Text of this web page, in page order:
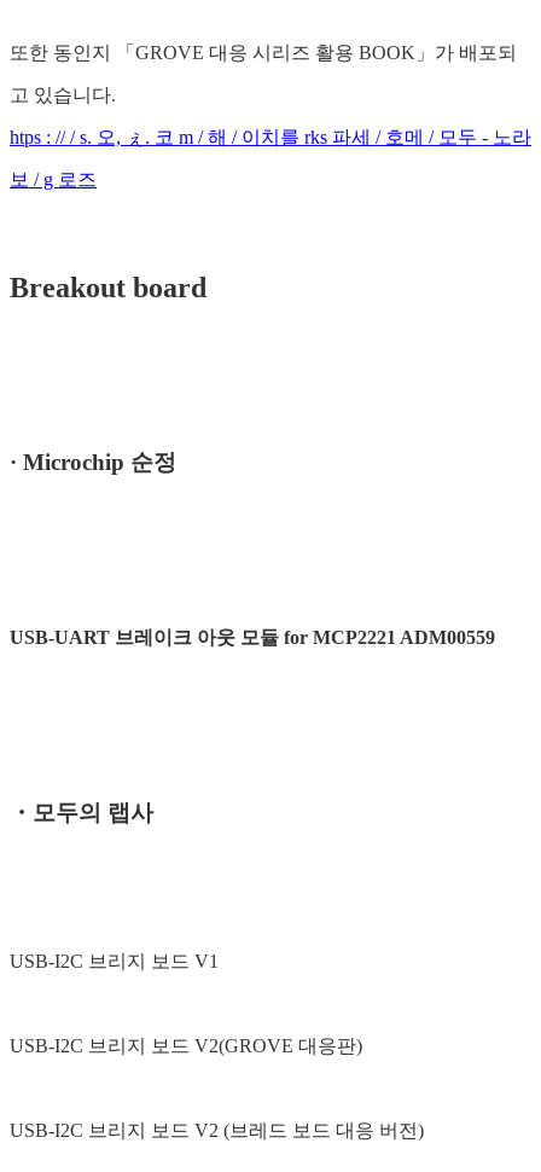
또한 동인지 「GROVE 대응 시리즈 활용 BOOK」가 배포되
고 있습니다.
htps : // / s. 오, ぇ. 코 m / 해 / 이치를 rks 파세 / 호메 / 모두 - 노라
보 / g 로즈
Breakout board
· Microchip 순정
USB-UART 브레이크 아웃 모듈 for MCP2221 ADM00559
・모두의 랩사
USB-I2C 브리지 보드 V1
USB-I2C 브리지 보드 V2(GROVE 대응판)
USB-I2C 브리지 보드 V2 (브레드 보드 대응 버전)